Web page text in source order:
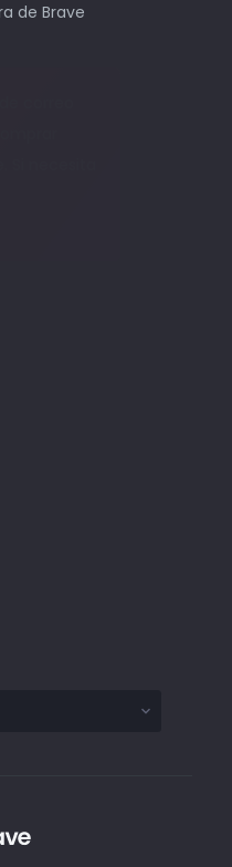
de Brave
Si necesita